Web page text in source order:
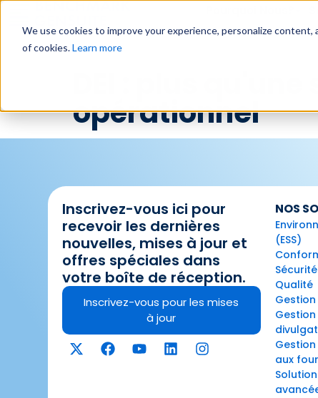
We use cookies to improve your experience, personalize
of cookies.Learn more
DEI : plus
opérationnel
Inscrivez-vous ici pour
recevoir les dernières
nouvelles, mises à jour et
offres spéciales dans
votre boîte de réception.
Inscrivez-vous pour les mises
à jour
NOS
(ESS)
Qualité
aux